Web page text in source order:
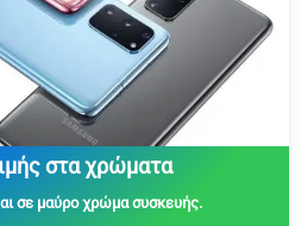
στα χρώματα
σε μαύρο χρώμα συσκευής.